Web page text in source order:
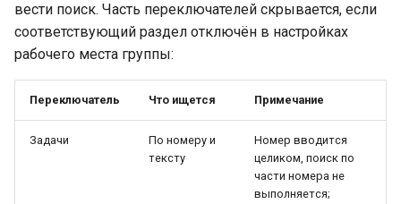
вести поиск. Часть переключателей скрывается, если
соответствующий раздел отключён в настройках
рабочего места группы:
Переключатель Что ищется Примечание
Задачи
По номеру и
тексту
Номер вводится
целиком, поиск по
части номера не
выполняется;